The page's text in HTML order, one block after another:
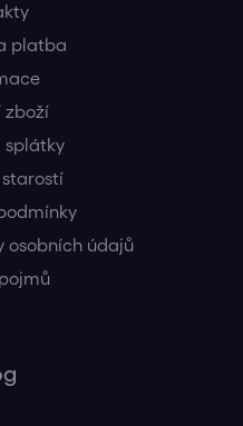
platba
zboží
splátky
osobních údajů